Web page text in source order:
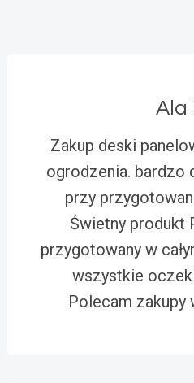
Ala
Zakup deski
ogrodzenia. bardzo
przy
Świetny produkt
przygotowany w
wszystkie
Polecam zakupy